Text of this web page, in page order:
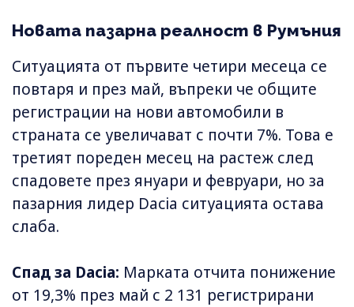
Новата пазарна реалност в Румъния
Ситуацията от първите четири месеца се
повтаря и през май, въпреки че общите
регистрации на нови автомобили в
страната се увеличават с почти 7%. Това е
третият пореден месец на растеж след
спадовете през януари и февруари, но за
пазарния лидер Dacia ситуацията остава
слаба.
Спад за Dacia: Марката отчита понижение
от 19,3% през май с 2 131 регистрирани